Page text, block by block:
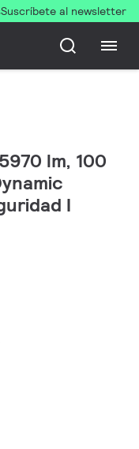
Suscríbete al newsletter
lm, 100
I